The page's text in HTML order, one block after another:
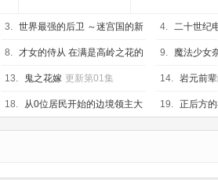
看不见的恋爱。
隐藏技能召唤
3. 世界最强的后卫 ～迷宫国的新
人探索者～ 更新第01集
4. 二十世纪
集
8. 才女的侍从 在满是高岭之花的
贵族学校暗中照顾 更新第01集
9. 魔法少女
Blaze
13. 鬼之花嫁 更新第01集 14. 岩元前
18. 从0位居民开始的边境领主大
人 更新第01集
19. 正后方